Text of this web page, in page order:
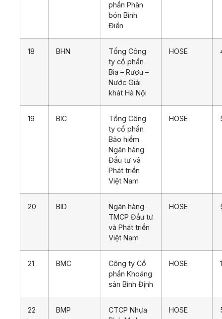
phần Phân
bón Bình
Điền
18 BHN
Tổng Công
ty cổ phần
Bia – Rượu –
Nước Giải
khát Hà Nội
HOSE
19 BIC
Tổng Công
ty cổ phần
Bảo hiểm
Ngân hàng
Đầu tư và
Phát triển
Việt Nam
HOSE
20 BID
Ngân hàng
TMCP Đầu tư
và Phát triển
Việt Nam
HOSE
21 BMC
Công ty Cổ
phần Khoáng
sản Bình Định
HOSE
22 BMP
CTCP Nhựa
HOSE